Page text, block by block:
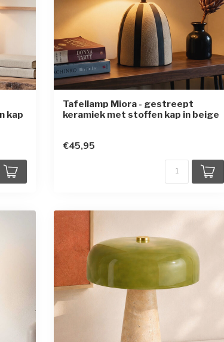
kap
Tafellamp Miora - gestreept
keramiek met stoffen kap in beige
€45,95